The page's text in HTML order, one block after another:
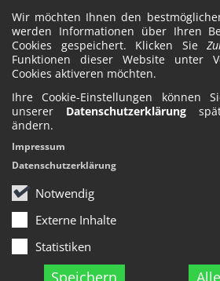
Wir möchten Ihnen den
werden Informationen über Ihren
Cookies gespeichert. Klicken Sie
Funktionen dieser Website unter
Cookies aktiveren möchten.
Ihre Cookie-Einstellungen
unserer Datenschutzerklärung
ändern.
Notwendig
Externe Inhalte
Statistiken
Speichern
Impressum
Datenschutzerklärung